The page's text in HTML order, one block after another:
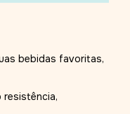
bebidas favoritas,
resistência,